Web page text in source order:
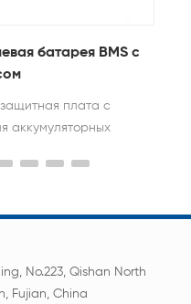
батарея BMS с
плата с
аккумуляторных
No.223, Qishan North
Fujian, China